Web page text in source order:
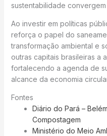
sustentabilidade
Ao investir em políticas
reforça o papel do
transformação ambiental e
outras capitais brasileiras a
fortalecendo a agenda de
alcance da economia
Fontes
Diário do Pará –
Compostagem
Ministério do Meio